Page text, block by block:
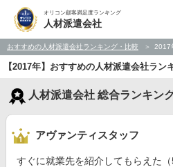
オリコン顧客満足度ランキング
人材派遣会社
おすすめの人材派遣会社ランキング・比較 2017
【2017年】おすすめの人材派遣会社ラン
人材派遣会社 総合ランキン
アヴァンティスタッフ
すぐに就業先を紹介してもらえた（